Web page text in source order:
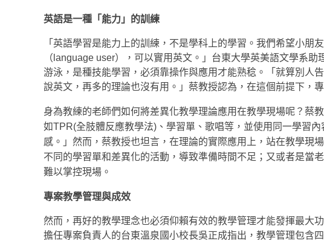
英語是一種「能力」的訓練
「英語學習是能力上的訓練，不是學科上的學習。我們希望小
（language user），可以實用英文。」台東大學英美語文學系
游泳，是種技能學習，必須靠操作與應用才能熟稔。「就算別人
說英文，再多的理論也沒有用。」蔡教授認為，在這個前提下，
身為教練的老師們如何將差異化教學理論應用在教學現場呢？蔡
如TPR(全肢體反應教學法)、學習單、歌唱等，並使用同一學習
感。」然而，蔡教授也坦言，在理論的實際應用上，站在教學現
不同的學習單和差異化的活動，導致準備時間不足；又或者是當
難以掌控現場。
專案教學管理與成效
然而，再好的教學理念也必須仰賴有效的教學管理才能發揮最大
擔任專案負責人的台東溫泉國小校長吳正成指出，教學管理包含